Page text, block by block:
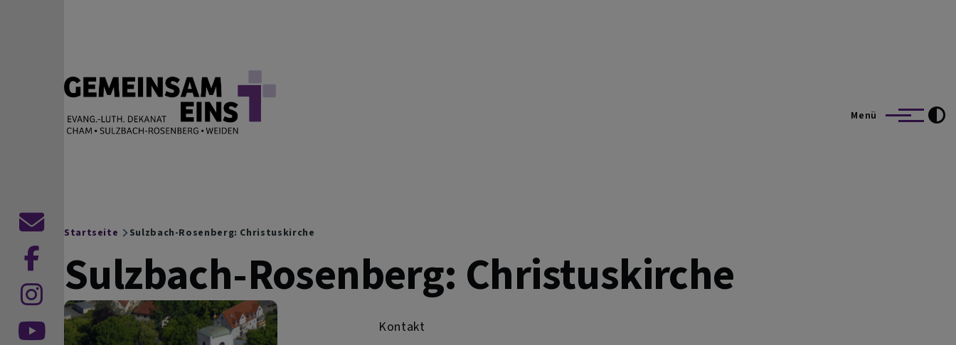
EVANG.-LUTH. DEKANAT GEMEINSAM EINS
Cham Sulzbach-Rosenberg Weiden
Menü
Breadcrumb
Startseite Sulzbach-Rosenberg: Christuskirche
Sulzbach-Rosenberg: Christuskirche
Kontakt
Kontaktformular